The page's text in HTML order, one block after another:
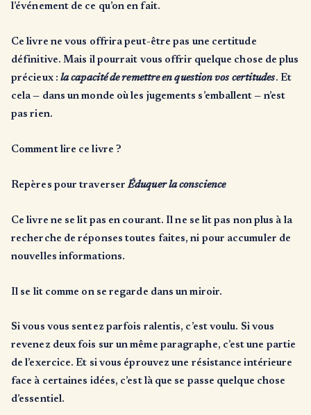
l’événement de ce qu’on en fait.
Ce livre ne vous offrira peut-être pas une certitude
définitive. Mais il pourrait vous offrir quelque chose de plus
précieux : la capacité de remettre en question vos certitudes. Et
cela — dans un monde où les jugements s’emballent — n’est
pas rien.
Comment lire ce livre ?
Repères pour traverserÉduquer la conscience
Ce livre ne se lit pas en courant. Il ne se lit pas non plus à la
recherche de réponses toutes faites, ni pour accumuler de
nouvelles informations.
Il se lit comme on se regarde dans un miroir.
Si vous vous sentez parfois ralentis, c’est voulu. Si vous
revenez deux fois sur un même paragraphe, c’est une partie
de l’exercice. Et si vous éprouvez une résistance intérieure
face à certaines idées, c’est là que se passe quelque chose
d’essentiel.